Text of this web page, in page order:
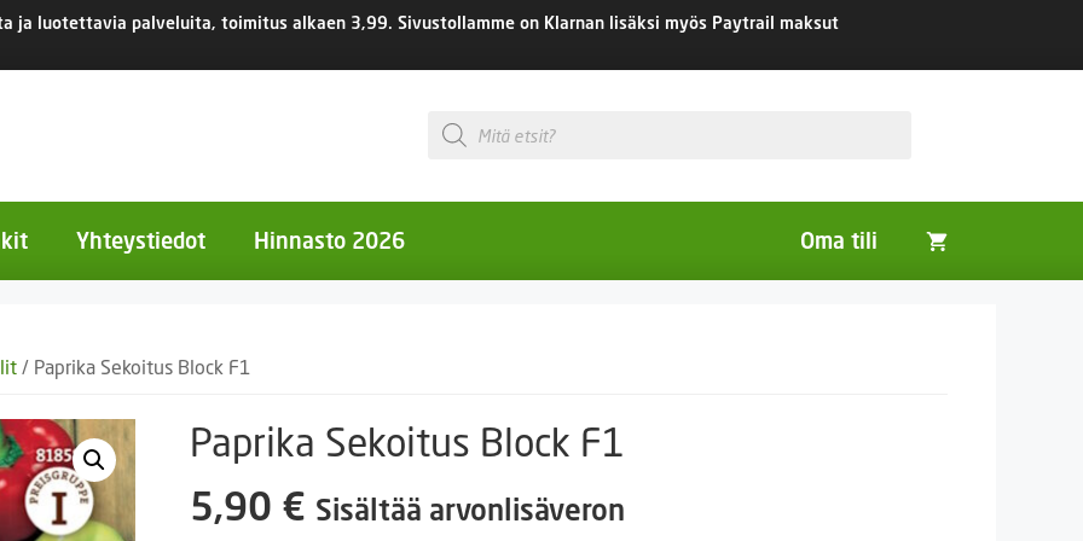
ja luotettavia palveluita, toimitus alkaen 3,99. Sivustollamme on Klarnan lisäksi myös Paytrail maksut
Products
search
kukat
kukat
Ruukut
Yhteystiedot Hinnasto 2026 Oma tili
/ Paprika Sekoitus Block F1
Paprika Sekoitus Block F1
5,90 € Sisältää arvonlisäveron